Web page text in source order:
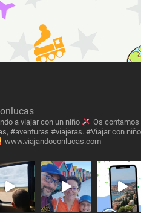
a viajar con un niño
Os contamos
#aventuras #viajeras. #Viajar con
www.viajandoconlucas.com